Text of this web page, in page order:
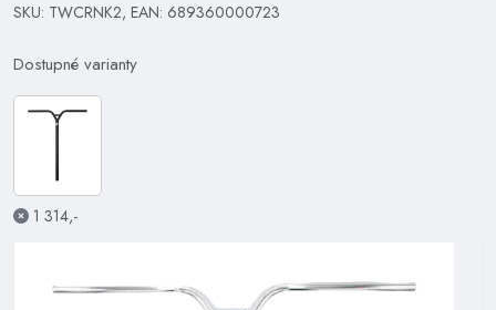
SKU: TWCRNK2, EAN: 689360000723
Dostupné varianty
1 314,-